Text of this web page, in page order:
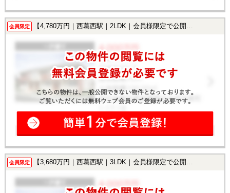
会員限定 【4,780万円｜西葛西駅｜2LDK｜会員様限定で公開中！】
会員限定 【3,680万円｜西葛西駅｜3LDK｜会員様限定で公開中！】